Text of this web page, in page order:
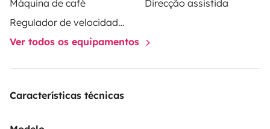
Máquina de café
Direcção assistida
Regulador de velocidade / Cruise Control
Ver todos os equipamentos
Características técnicas